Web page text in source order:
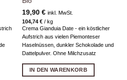
19,90 € inkl. MwSt.
104,74 €/ kg
Crema Gianduia Date - ein köstlicher
Aufstrich aus vielen Piemonteser
Haselnüssen, dunkler Schokolade und
Dattelpulver. Ohne Milchzusatz
IN DEN WARENKORB